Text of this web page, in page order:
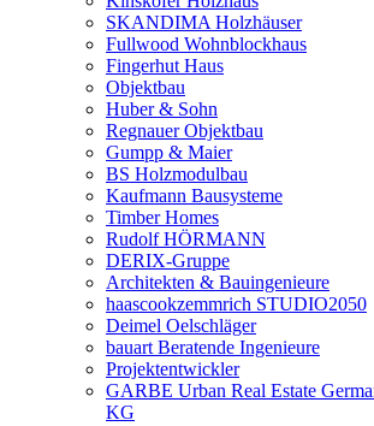
SKANDIMA Holzhäuser
Fullwood Wohnblockhaus
Fingerhut Haus
Objektbau
Huber & Sohn
Regnauer Objektbau
Gumpp & Maier
BS Holzmodulbau
Kaufmann Bausysteme
Timber Homes
Rudolf HÖRMANN
DERIX-Gruppe
Architekten & Bauingenieure
haascookzemmrich STUDIO2050
Deimel Oelschläger
bauart Beratende Ingenieure
Projektentwickler
GARBE Urban Real Estate
KG